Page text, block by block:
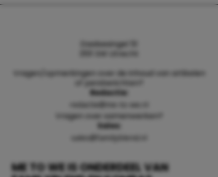
ME TO WE IS ONDERDEEL VAN
Daalsesingel 51
3511 SW Utrecht
Vragen/opmerkingen over de inhoud van artikelen
of persberichten?
Redactie:
redactie@me-to-we.nl
Vragen over samenwerken?
Sales:
sales@familyblend.nl